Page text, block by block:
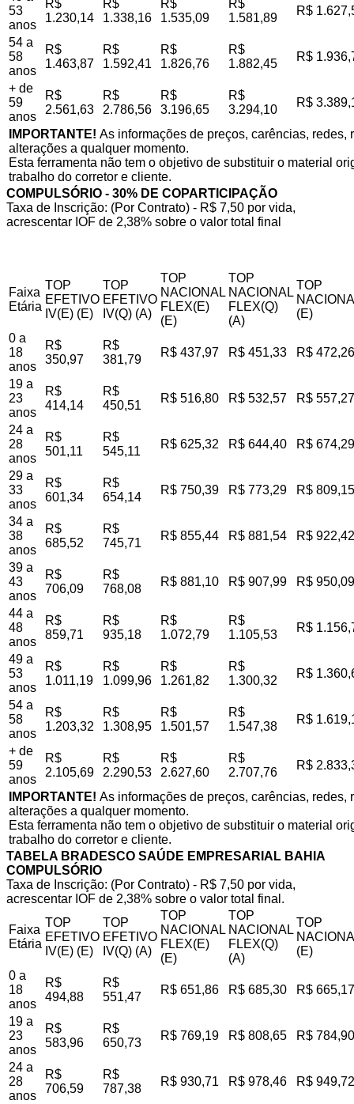
53
anos
R$
1.230,14
R$
1.338,16
R$
1.535,09
R$
1.581,89
R$
54 a
58
anos
R$
1.463,87
R$
1.592,41
R$
1.826,76
R$
1.882,45
R$
+ de
59
anos
R$
2.561,63
R$
2.786,56
R$
3.196,65
R$
3.294,10
R$
IMPORTANTE! As informações de preços, carências,
alterações a qualquer momento.
Esta ferramenta não tem o objetivo de substituir o material
trabalho do corretor e cliente.
COMPULSÓRIO - 30% DE COPARTICIPAÇÃO
Taxa de Inscrição: (Por Contrato) - R$ 7,50 por vida,
acrescentar IOF de 2,38% sobre o valor total final
Faixa
Etária
TOP
EFETIVO
IV(E) (E)
TOP
EFETIVO
IV(Q) (A)
TOP
NACIONAL
FLEX(E)
(E)
TOP
NACIONAL
FLEX(Q)
(A)
TOP
(E)
0 a
18
anos
R$
350,97
R$
381,79
R$ 437,97 R$ 451,33 R$ 472,26
19 a
23
anos
R$
414,14
R$
450,51
R$ 516,80 R$ 532,57 R$ 557,27
24 a
28
anos
R$
501,11
R$
545,11
R$ 625,32 R$ 644,40 R$ 674,29
29 a
33
anos
R$
601,34
R$
654,14
R$ 750,39 R$ 773,29 R$ 809,15
34 a
38
anos
R$
685,52
R$
745,71
R$ 855,44 R$ 881,54 R$ 922,42
39 a
43
anos
R$
706,09
R$
768,08
R$ 881,10 R$ 907,99 R$ 950,09
44 a
48
anos
R$
859,71
R$
935,18
R$
1.072,79
R$
1.105,53
R$
49 a
53
anos
R$
1.011,19
R$
1.099,96
R$
1.261,82
R$
1.300,32
R$
54 a
58
anos
R$
1.203,32
R$
1.308,95
R$
1.501,57
R$
1.547,38
R$
+ de
59
anos
R$
2.105,69
R$
2.290,53
R$
2.627,60
R$
2.707,76
R$
IMPORTANTE! As informações de preços, carências,
alterações a qualquer momento.
Esta ferramenta não tem o objetivo de substituir o material
trabalho do corretor e cliente.
TABELA BRADESCO SAÚDE EMPRESARIAL BAHIA
COMPULSÓRIO
Taxa de Inscrição: (Por Contrato) - R$ 7,50 por vida,
acrescentar IOF de 2,38% sobre o valor total final.
Faixa
Etária
TOP
EFETIVO
IV(E) (E)
TOP
EFETIVO
IV(Q) (A)
TOP
NACIONAL
FLEX(E)
(E)
TOP
NACIONAL
FLEX(Q)
(A)
TOP
(E)
0 a
18
anos
R$
494,88
R$
551,47
R$ 651,86 R$ 685,30 R$ 665,17
19 a
23
anos
R$
583,96
R$
650,73
R$ 769,19 R$ 808,65 R$ 784,90
24 a
28
anos
R$
706,59
R$
787,38
R$ 930,71 R$ 978,46 R$ 949,72